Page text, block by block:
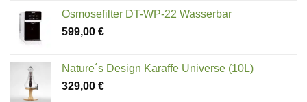
Osmosefilter DT-WP-22 Wasserbar
599,00 €
Nature´s Design Karaffe Universe (10L)
329,00 €